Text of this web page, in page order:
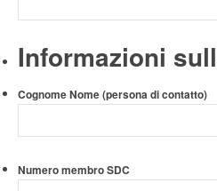
Informazioni
Cognome Nome (persona di contatto)
Numero membro SDC